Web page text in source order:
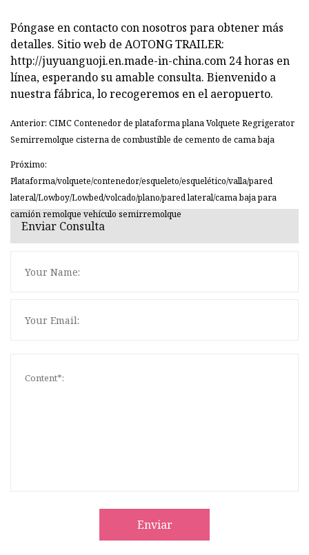
Póngase en contacto con nosotros para obtener más
detalles. Sitio web de AOTONG TRAILER:
http://juyuanguoji.en.made-in-china.com 24 horas en
línea, esperando su amable consulta. Bienvenido a
nuestra fábrica, lo recogeremos en el aeropuerto.
Anterior: CIMC Contenedor de plataforma plana Volquete Regrigerator
Semirremolque cisterna de combustible de cemento de cama baja
Próximo:
Plataforma/volquete/contenedor/esqueleto/esquelético/valla/pared
lateral/Lowboy/Lowbed/volcado/plano/pared lateral/cama baja para
camión remolque vehículo semirremolque
Enviar Consulta
Enviar